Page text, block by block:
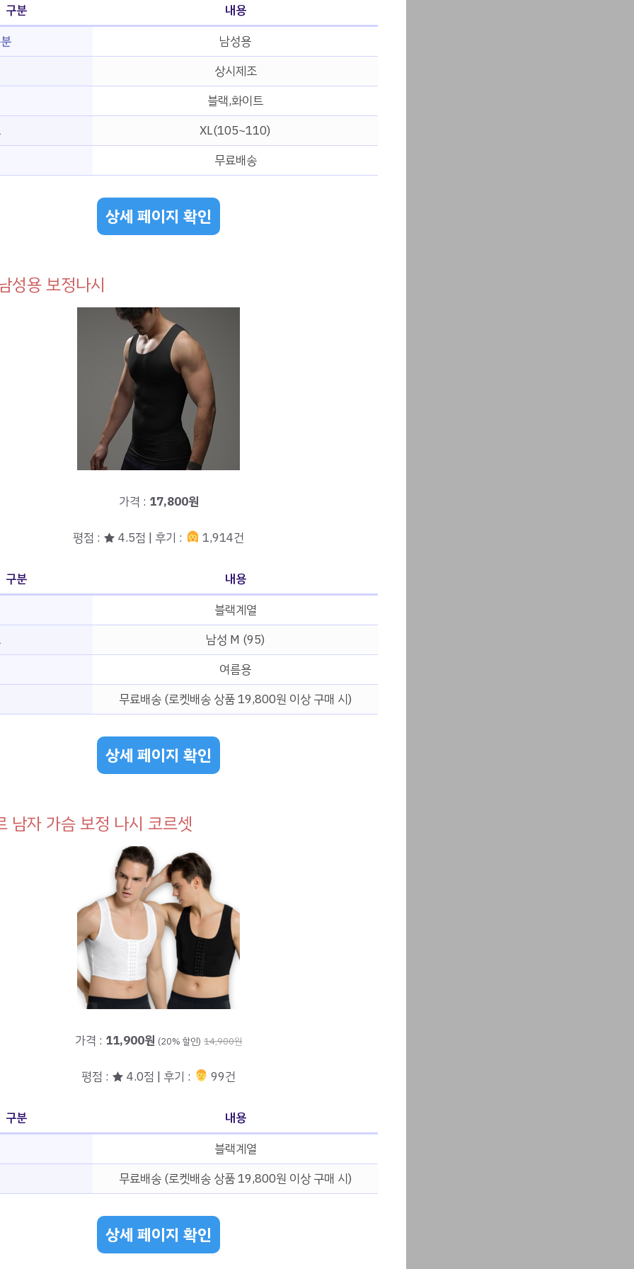
구분
내용
남성용
상시제조
블랙,화이트
XL(105~110)
무료배송
상세 페이지 확인
성용 보정나시
가격 : 17,800원
평점 : ★ 4.5점 | 후기 : 1,914건
구분
내용
블랙계열
남성 M (95)
여름용
무료배송 (로켓배송 상품 19,800원 이상 구매 시)
상세 페이지 확인
남자 가슴 보정 나시 코르셋
가격 : 11,900원 (20% 할인) 14,900원
평점 : ★ 4.0점 | 후기 : ‍‍ 99건
구분
내용
블랙계열
무료배송 (로켓배송 상품 19,800원 이상 구매 시)
상세 페이지 확인